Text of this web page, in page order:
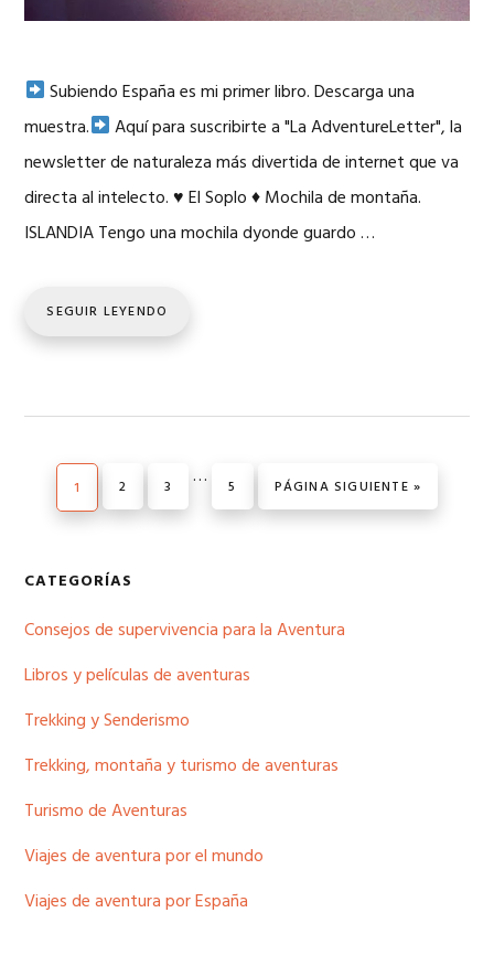
Subiendo España es mi primer libro. Descarga una
muestra.
Aquí para suscribirte a "La AdventureLetter", la
newsletter de naturaleza más divertida de internet que va
directa al intelecto.♥El Soplo♦Mochila de montaña.
ISLANDIA Tengo una mochila dyonde guardo …
SEGUIR LEYENDO
PÁGINA
1 PÁGINA
2 PÁGINA
3
Páginas
intermedias
… PÁGINA
5 IR A LA
PÁGINA SIGUIENTE »
Barra
lateral
principal
CATEGORÍAS
Consejos de supervivencia para la Aventura
Libros y películas de aventuras
Trekking y Senderismo
Trekking, montaña y turismo de aventuras
Turismo de Aventuras
Viajes de aventura por el mundo
Viajes de aventura por España